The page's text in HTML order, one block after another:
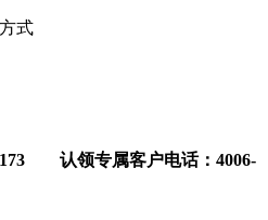
式
认领专属客户电话：4006-